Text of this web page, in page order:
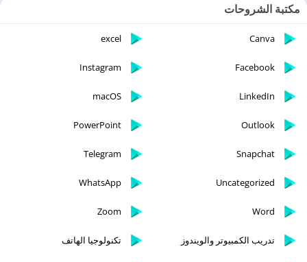
مكتبة الشروحات
Canva
excel
Facebook
Instagram
LinkedIn
macOS
Outlook
PowerPoint
Snapchat
Telegram
Uncategorized
WhatsApp
Word
Zoom
تدريب الكمبيوتر والويندوز تكنولوجيا الهاتف